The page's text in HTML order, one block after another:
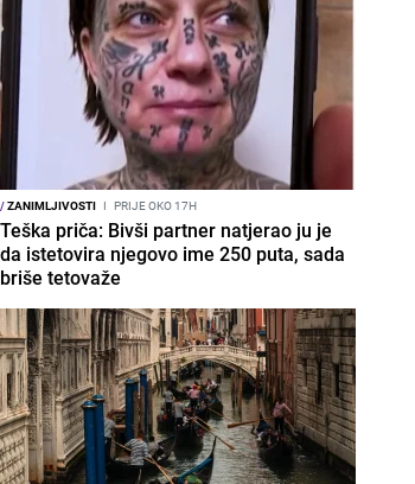
/ZANIMLJIVOSTI I PRIJE OKO 17H
Teška priča: Bivši partner natjerao ju je
da istetovira njegovo ime 250 puta, sada
briše tetovaže